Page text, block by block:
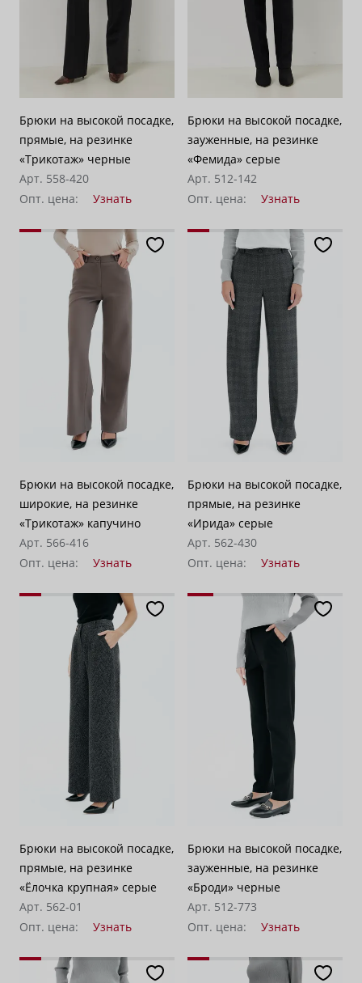
Брюки на высокой посадке,
прямые, на резинке
«Трикотаж» черные
Арт. 558-420
Опт. цена:
Узнать
Брюки на высокой посадке,
зауженные, на резинке
«Фемида» серые
Арт. 512-142
Опт. цена:
Узнать
Брюки на высокой посадке,
широкие, на резинке
«Трикотаж» капучино
Арт. 566-416
Опт. цена:
Узнать
Брюки на высокой посадке,
прямые, на резинке
«Ирида» серые
Арт. 562-430
Опт. цена:
Узнать
Брюки на высокой посадке,
прямые, на резинке
«Ёлочка крупная» серые
Арт. 562-01
Опт. цена:
Узнать
Брюки на высокой посадке,
зауженные, на резинке
«Броди» черные
Арт. 512-773
Опт. цена:
Узнать